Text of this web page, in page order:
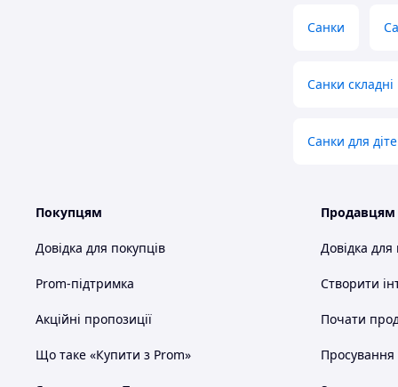
Санки
Санки складні
Санки для
Покупцям
Довідка для покупців
Prom-підтримка
Акційні пропозиції
Що таке «Купити з Prom»
Продавцям
Довідка для
Створити
Почати
Просування